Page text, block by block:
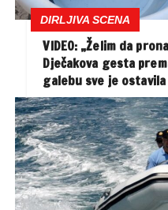
DIRLJIVA SCENA
VIDEO: „Želim da
Dječakova gesta
galebu sve je